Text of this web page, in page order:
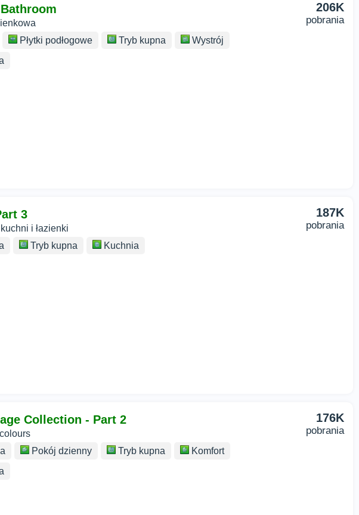
Płytki podłogowe Tryb kupna
Wystrój
206K
pobrania
3
i łazienki
Tryb kupna Kuchnia
187K
pobrania
Collection - Part 2
Pokój dzienny Tryb kupna
Komfort
176K
pobrania